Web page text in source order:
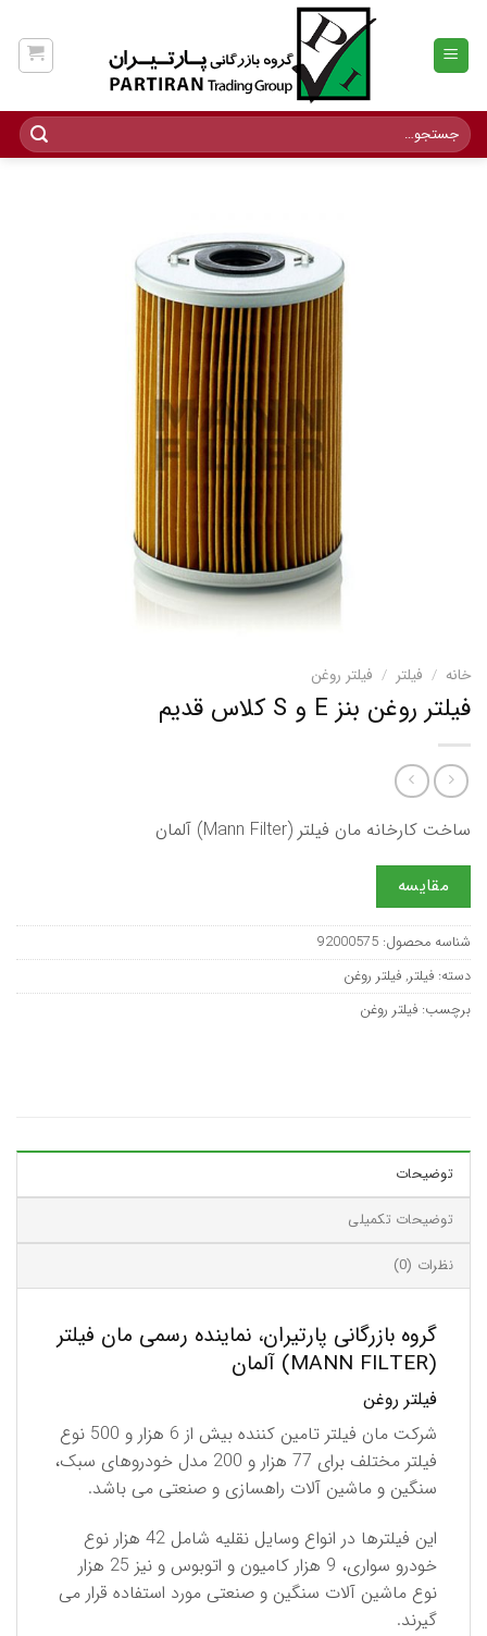
content
جستجو
برای:
خانه / فیلتر / فیلتر روغن
فیلتر روغن بنز E و S کلاس قدیم
ساخت کارخانه مان فیلتر (Mann Filter) آلمان
مقایسه
شناسه محصول: 92000575
دسته: فیلتر, فیلتر روغن
برچسب: فیلتر روغن
توضیحات
توضیحات تکمیلی
نظرات (0)
گروه بازرگانی پارتیران، نماینده رسمی مان فیلتر
(MANN FILTER) آلمان
فيلتر روغن
شركت مان فیلتر تامین كننده بیش از 6 هزار و 500 نوع
فیلتر مختلف برای 77 هزار و 200 مدل خودروهای سبک،
سنگین و ماشین آلات راهسازی و صنعتی می باشد.
این فیلترها در انواع وسایل نقلیه شامل 42 هزار نوع
خودرو سواری، 9 هزار كامیون و اتوبوس و نیز 25 هزار
نوع ماشین آلات سنگین و صنعتی مورد استفاده قرار می
گیرند.